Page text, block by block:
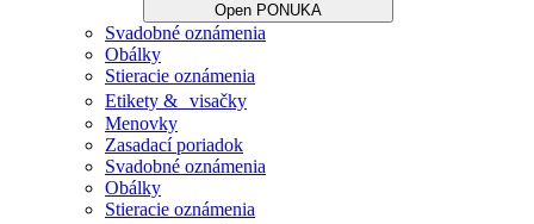
Open PONUKA
Svadobné oznámenia
Obálky
Stieracie oznámenia
Etikety & visačky
Menovky
Zasadací poriadok
Svadobné oznámenia
Obálky
Stieracie oznámenia